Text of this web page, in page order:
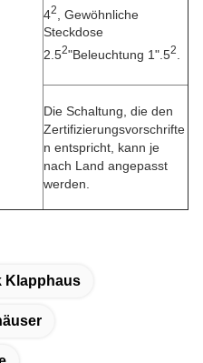
42
, Gewöhnliche
Steckdose
2.52"Beleuchtung 1".52
Die Schaltung, die den
Zertifizierungsvorschrifte
n entspricht, kann je
nach Land angepasst
werden.
Klapphaus